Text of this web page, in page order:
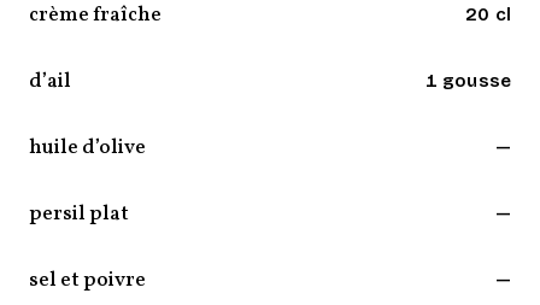
crème fraîche 20 cl
d’ail 1 gousse
huile d’olive —
persil plat —
sel et poivre —